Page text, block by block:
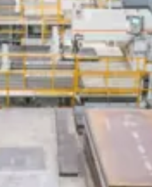
PL
SI